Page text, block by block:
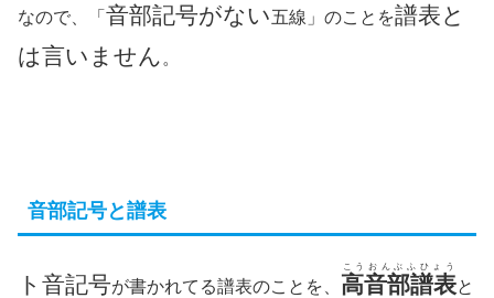
なので、「 音部記号がない五線」のことを譜表と
は言いません 。
音部記号と譜表
ト音記号が書かれてる譜表のことを、 高音部譜表
こうおんぶふひょう
と